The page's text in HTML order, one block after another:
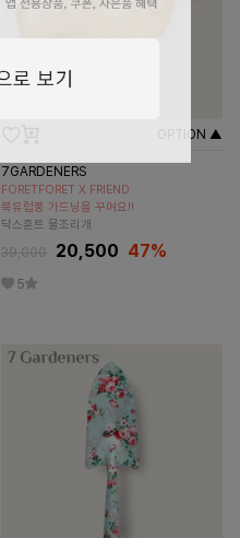
OPTION ▲
7GARDENERS
FORETFORET X FRIEND
북유럽풍 가드닝을 꾸며요!!
닥스훈트 물조리개
39,000 20,500 47%
5